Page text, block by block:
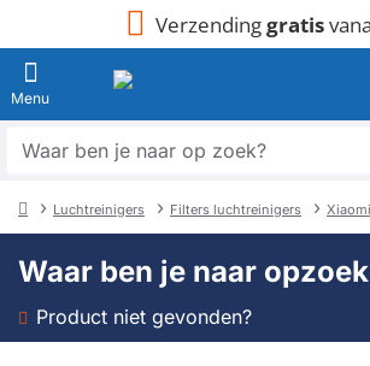
Verzendinggratis
Waar
zoek?
Luchtreinigers Filters luchtreinigers
Waar ben je naar
Product niet gevonden?